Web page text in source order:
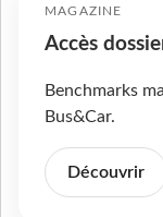
MAGAZINE
Accès
Benchmarks
Bus&Car.
Découvrir